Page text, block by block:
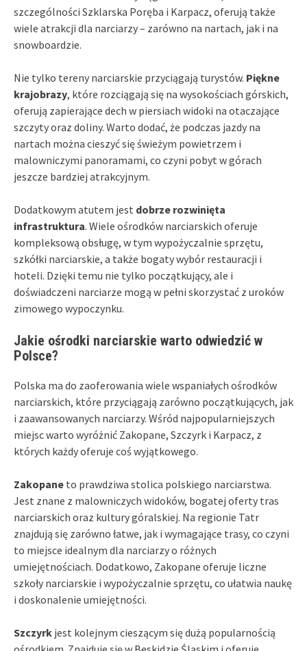
szczególności Szklarska Poręba i Karpacz, oferują także
wiele atrakcji dla narciarzy – zarówno na nartach, jak i na
snowboardzie.
Nie tylko tereny narciarskie przyciągają turystów. Piękne
krajobrazy, które rozciągają się na wysokościach górskich,
oferują zapierające dech w piersiach widoki na otaczające
szczyty oraz doliny. Warto dodać, że podczas jazdy na
nartach można cieszyć się świeżym powietrzem i
malowniczymi panoramami, co czyni pobyt w górach
jeszcze bardziej atrakcyjnym.
Dodatkowym atutem jest dobrze rozwinięta
infrastruktura. Wiele ośrodków narciarskich oferuje
kompleksową obsługę, w tym wypożyczalnie sprzętu,
szkółki narciarskie, a także bogaty wybór restauracji i
hoteli. Dzięki temu nie tylko początkujący, ale i
doświadczeni narciarze mogą w pełni skorzystać z uroków
zimowego wypoczynku.
Jakie ośrodki narciarskie warto odwiedzić w
Polsce?
Polska ma do zaoferowania wiele wspaniałych ośrodków
narciarskich, które przyciągają zarówno początkujących, jak
i zaawansowanych narciarzy. Wśród najpopularniejszych
miejsc warto wyróżnić Zakopane, Szczyrk i Karpacz, z
których każdy oferuje coś wyjątkowego.
Zakopane to prawdziwa stolica polskiego narciarstwa.
Jest znane z malowniczych widoków, bogatej oferty tras
narciarskich oraz kultury góralskiej. Na regionie Tatr
znajdują się zarówno łatwe, jak i wymagające trasy, co czyni
to miejsce idealnym dla narciarzy o różnych
umiejętnościach. Dodatkowo, Zakopane oferuje liczne
szkoły narciarskie i wypożyczalnie sprzętu, co ułatwia naukę
i doskonalenie umiejętności.
Szczyrk jest kolejnym cieszącym się dużą popularnością